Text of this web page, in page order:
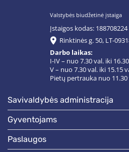
Valstybės biudžetinė įstaiga
Įstaigos kodas: 188708224
Rinktinės g. 50, LT-
Darbo laikas:
I-IV – nuo 7.30 val. iki
V – nuo 7.30 val. iki 15.15
Pietų pertrauka nuo 11.30
savivaldybės administracija
gyventojams
paslaugos